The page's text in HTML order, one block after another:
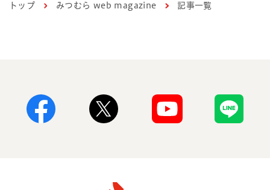
トップ みつむら web magazine 記事一覧